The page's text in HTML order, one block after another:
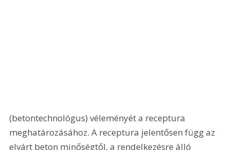
(betontechnológus) véleményét a receptura
meghatározásához. A receptura jelentősen függ az
elvárt beton minőségtől, a rendelkezésre álló